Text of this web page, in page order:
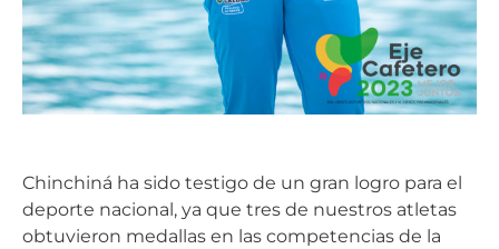
Chinchiná ha sido testigo de un gran logro para el
deporte nacional, ya que tres de nuestros atletas
obtuvieron medallas en las competencias de la